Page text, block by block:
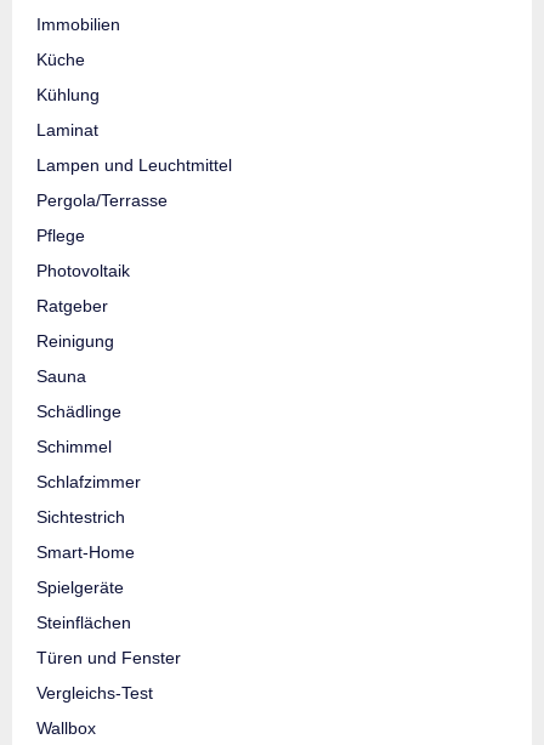
Immobilien
Küche
Kühlung
Laminat
Lampen und Leuchtmittel
Pergola/Terrasse
Pflege
Photovoltaik
Ratgeber
Reinigung
Sauna
Schädlinge
Schimmel
Schlafzimmer
Sichtestrich
Smart-Home
Spielgeräte
Steinflächen
Türen und Fenster
Vergleichs-Test
Wallbox